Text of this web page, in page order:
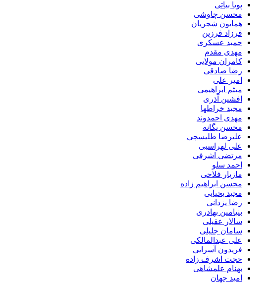
پویا بیاتی
محسن چاوشی
همایون شجریان
فرزاد فرزین
حمید عسکری
مهدی مقدم
کامران مولایی
رضا صادقی
امیر علی
میثم ابراهیمی
افشین آذری
مجید خراطها
مهدی احمدوند
محسن یگانه
علیرضا طلیسچی
علی لهراسبی
مرتضی اشرفی
احمد سلو
مازیار فلاحی
محسن ابراهیم زاده
مجید یحیایی
رضا یزدانی
بنیامین بهادری
سالار عقیلی
سامان جلیلی
علی عبدالمالکی
فریدون آسرایی
حجت اشرف زاده
بهنام علمشاهی
امید جهان